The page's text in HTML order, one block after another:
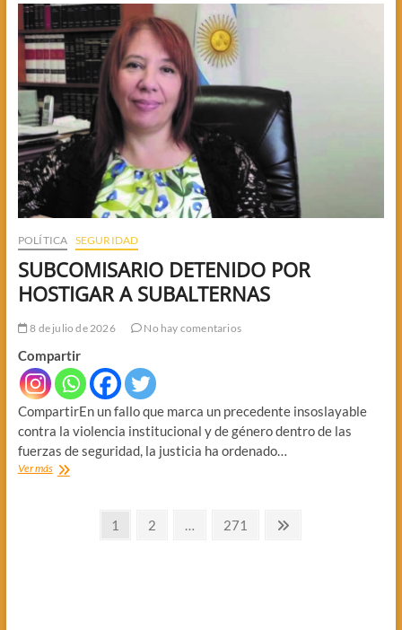
LA
14
POLÍTICA SEGURIDAD
SUBCOMISARIO DETENIDO POR
HOSTIGAR A SUBALTERNAS
8 de julio de 2026 No hay comentarios
Compartir
CompartirEn un fallo que marca un precedente insoslayable
contra la violencia institucional y de género dentro de las
fuerzas de seguridad, la justicia ha ordenado…
Ver másSUBCOMISARIO
PaginaciónPágina
1 Página
2 … Página
271